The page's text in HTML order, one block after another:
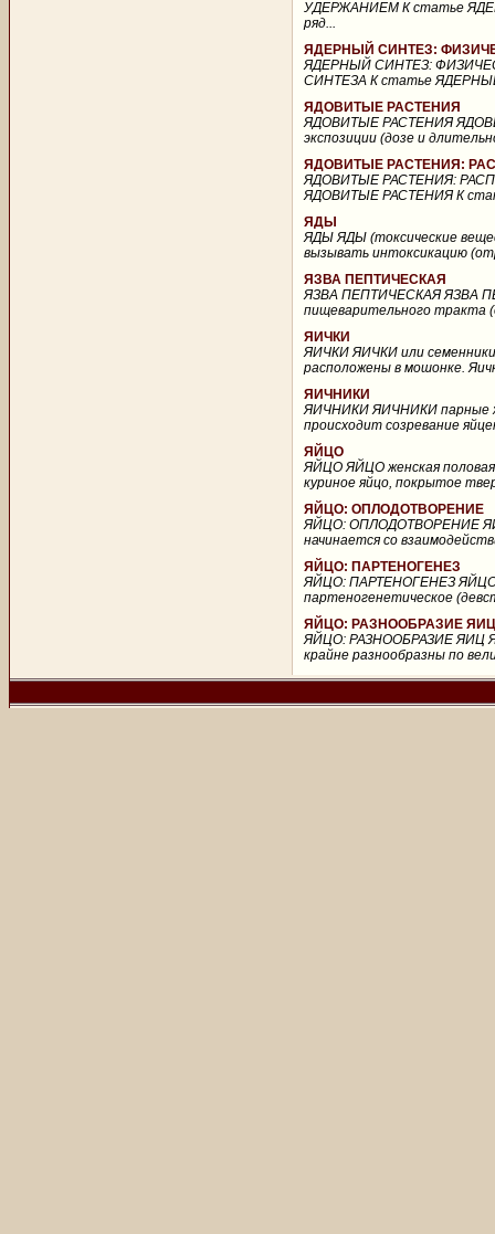
УДЕРЖАНИЕМ К статье
ряд...
ЯДЕРНЫЙ СИНТЕЗ:
ЯДЕРНЫЙ СИНТЕЗ:
СИНТЕЗА К статье ЯДЕРНЫЙ
ЯДОВИТЫЕ РАСТЕНИЯ
ЯДОВИТЫЕ РАСТЕНИЯ
экспозиции (дозе и
ЯДОВИТЫЕ РАСТЕНИЯ:
ЯДОВИТЫЕ РАСТЕНИЯ:
ЯДОВИТЫЕ РАСТЕНИЯ К
ЯДЫ
ЯДЫ ЯДЫ (токсические
вызывать интоксикацию
ЯЗВА ПЕПТИЧЕСКАЯ
ЯЗВА ПЕПТИЧЕСКАЯ ЯЗВА
пищеварительного тракта
ЯИЧКИ
ЯИЧКИ ЯИЧКИ или
расположены в мошонке.
ЯИЧНИКИ
ЯИЧНИКИ ЯИЧНИКИ парные
происходит созревание
ЯЙЦО
ЯЙЦО ЯЙЦО женская половая
куриное яйцо, покрытое
ЯЙЦО: ОПЛОДОТВОРЕНИЕ
ЯЙЦО: ОПЛОДОТВОРЕНИЕ
начинается со
ЯЙЦО: ПАРТЕНОГЕНЕЗ
ЯЙЦО: ПАРТЕНОГЕНЕЗ ЯЙЦО:
партеногенетическое
ЯЙЦО: РАЗНООБРАЗИЕ ЯИЦ
ЯЙЦО: РАЗНООБРАЗИЕ ЯИЦ
крайне разнообразны по